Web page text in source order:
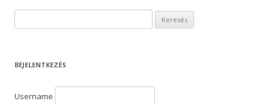
e
e
BEJELENTKEZÉS
Username